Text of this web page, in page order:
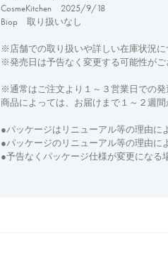
CosmeKitchen 2025/9/18
Biop 取り扱いなし
※店舗での取り扱いや詳しい在庫状況に
※発売日は予告なく変更する可能性がご
※通常はご注文より１～３営業日での発
商品によっては、お届けまで１～２週
●パッケージはリニューアル等の理由に
●パッケージのリニューアル等の理由に
●予告なくパッケージ仕様が変更になる